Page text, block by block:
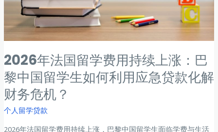
略：
温
华
求
学
突
发
财
2026年法国留学费用持续上涨：巴
黎中国留学生如何利用应急贷款化解
财务危机？
个人留学贷款
2026年法国留学费用持续上涨，巴黎中国留学生面临学费与生活